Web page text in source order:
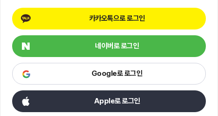
카카오톡으로 로그인
네이버로 로그인
Google로 로그인
Apple로 로그인